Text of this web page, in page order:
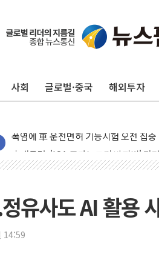
사회 글로벌·중국 해외투자
인제 용대리 계곡서 수위 상승으로 피
강원 중·남부 동해안 시간당 50mm 이
청양 밭에서 일하던 90대 숨져…온열질
李대통령, 'ISA·주가누르기 방지법' 전
'호우 특보' 경북 울진 시간당
오세훈 "용산공원 주택 검토, 민주당 스
충북 주말 무더위 지속…청주·진천 35도
10월 보완수사권 폐지·공소청 출범…피
한상협, 업계 개인정보 보안 새판 짠다
민주당, 오늘 제주·인천 경선 발표...김
유사도 AI 활용
14:59